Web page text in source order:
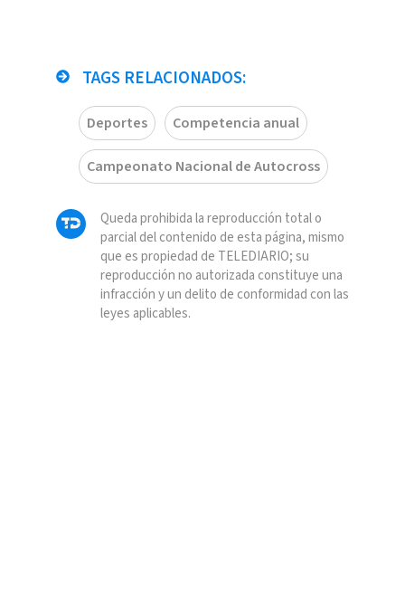
TAGS RELACIONADOS:
Deportes Competencia anual
Campeonato Nacional de Autocross
Queda prohibida la reproducción total o
parcial del contenido de esta página, mismo
que es propiedad de TELEDIARIO; su
reproducción no autorizada constituye una
infracción y un delito de conformidad con las
leyes aplicables.